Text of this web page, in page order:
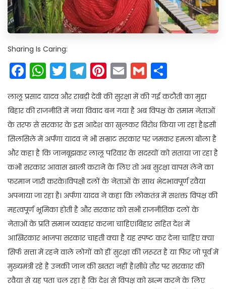
Sharing Is Caring:
Facebook
WhatsApp
Twitter
Telegram
Pinterest
EmailGmail
लालू प्रसाद यादव और राबड़ी देवी की सुरक्षा में की गई कटौती का मुद्दा
बिहार की राजनीति में नया विवाद बन गया है अब विपक्ष के तमाम नेताओं
के तरफ से सरकार के इस आदेश का खुलकर विरोध किया जा रहा है।इसी
सिलसिले में अर्पणा यादव ने भी सम्राट सरकार पर जमकर हमला बोला है
और कहा है कि जानबूझकर लालू परिवार के सदस्यों को सताया जा रहा है
कभी सरकार आवास खाली कराने के लिए तो अब सुरक्षा वापस लेने का
फरमान जारी करके।विपक्षी दलों के नेताओं के साथ भेदभावपूर्ण रवैया
अपनाया जा रहा है। अर्पणा यादव ने कहा कि लोकतंत्र में सशक्त विपक्ष की
महत्वपूर्ण भूमिका होती है और सरकार को सभी राजनीतिक दलों के
नेताओं के प्रति समान व्यवहार करना चाहिए।बिहार सहित देश में
आखिरकार भाजपा सरकार चाहती क्या है यह स्पष्ट कर देना चाहिए क्या
सिर्फ सत्ता में रहने वाले लोगों को हीं सुरक्षा की ज़रूरत है या फिर जो पूर्व में
मुख्यमंत्री रहे है उनकी जान की खतरा नहीं है।सीधे तौर पर सरकार की
रवैया से यह पता चल रहा है कि देश से विपक्ष को खत्म करने के लिए